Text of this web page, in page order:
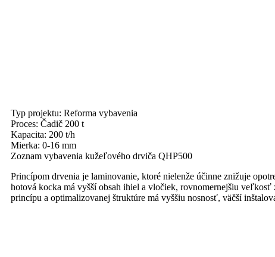
Typ projektu: Reforma vybavenia
Proces: Čadič 200 t
Kapacita: 200 t/h
Mierka: 0-16 mm
Zoznam vybavenia kužeľového drviča QHP500
Princípom drvenia je laminovanie, ktoré nielenže účinne znižuje
hotová kocka má vyšší obsah ihiel a vločiek, rovnomernejšiu
princípu a optimalizovanej štruktúre má vyššiu nosnosť, väčší